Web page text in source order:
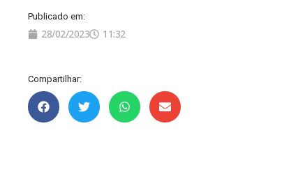
Publicado em:
28/02/2023 11:32
Compartilhar: